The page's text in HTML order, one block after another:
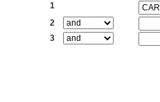
1
2
3